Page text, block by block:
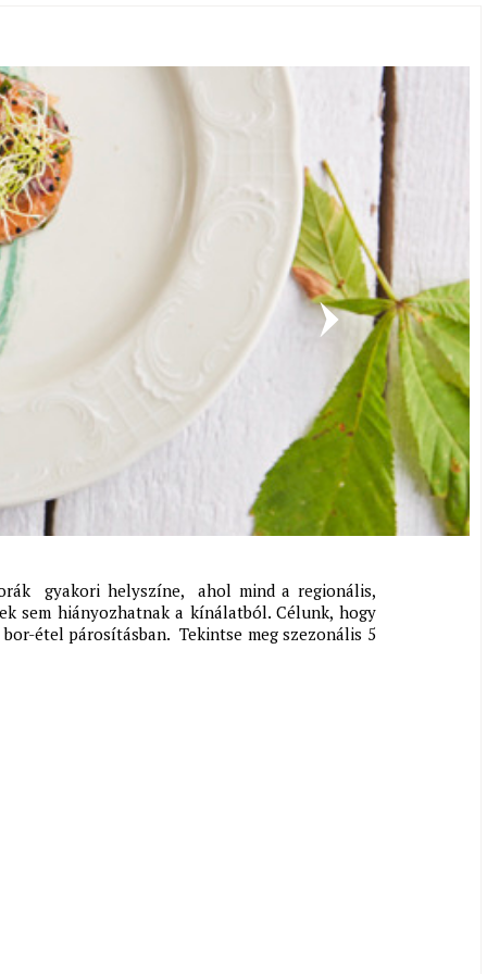
gyakori helyszíne, ahol mind a regionális,
sem hiányozhatnak a kínálatból.Célunk, hogy
étel párosításban. Tekintse meg szezonális 5